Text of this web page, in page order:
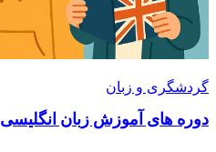
گردشگری و زبان
دوره های آموزش زبان انگلیسی